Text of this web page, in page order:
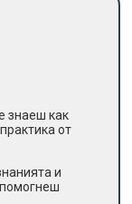
знаеш как
от
и